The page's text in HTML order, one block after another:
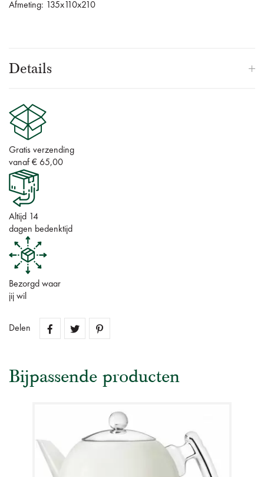
Afmeting: 135x110x210
Details
Gratis verzending
vanaf € 65,00
Altijd 14
dagen bedenktijd
Bezorgd waar
jij wil
Delen
Bijpassende producten